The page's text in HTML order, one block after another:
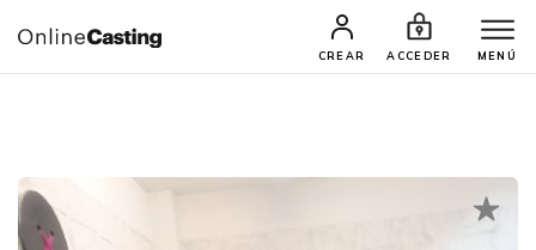
CREAR ACCEDER MENÚ
CASTINGS Y AUDICIONES TALENTOS